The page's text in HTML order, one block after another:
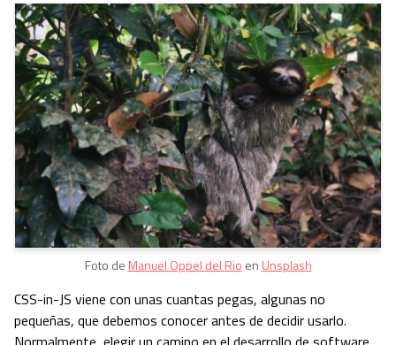
Foto de Manuel Oppel del Rio en Unsplash
CSS-in-JS viene con unas cuantas pegas, algunas no
pequeñas, que debemos conocer antes de decidir usarlo.